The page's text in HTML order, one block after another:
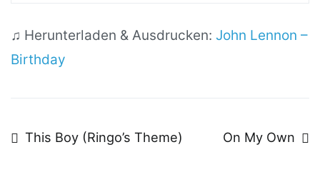
♫ Herunterladen & Ausdrucken: John Lennon –
Birthday
Beitragsnavigation
This Boy (Ringo’s Theme) On My Own